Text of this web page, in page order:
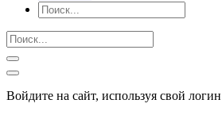
Войдите на сайт, используя свой